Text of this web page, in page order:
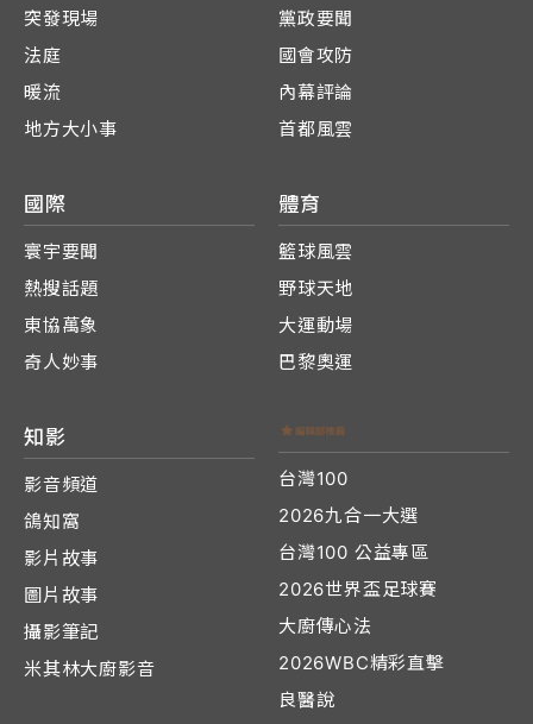
突發現場
法庭
暖流
地方大小事
黨政要聞
國會攻防
內幕評論
首都風雲
國際
寰宇要聞
熱搜話題
東協萬象
奇人妙事
體育
籃球風雲
野球天地
大運動場
巴黎奧運
知影
影音頻道
鴿知窩
影片故事
圖片故事
攝影筆記
米其林大廚影音
台灣100
2026九合一大選
台灣100 公益專區
2026世界盃足球賽
大廚傳心法
2026WBC精彩直擊
良醫說